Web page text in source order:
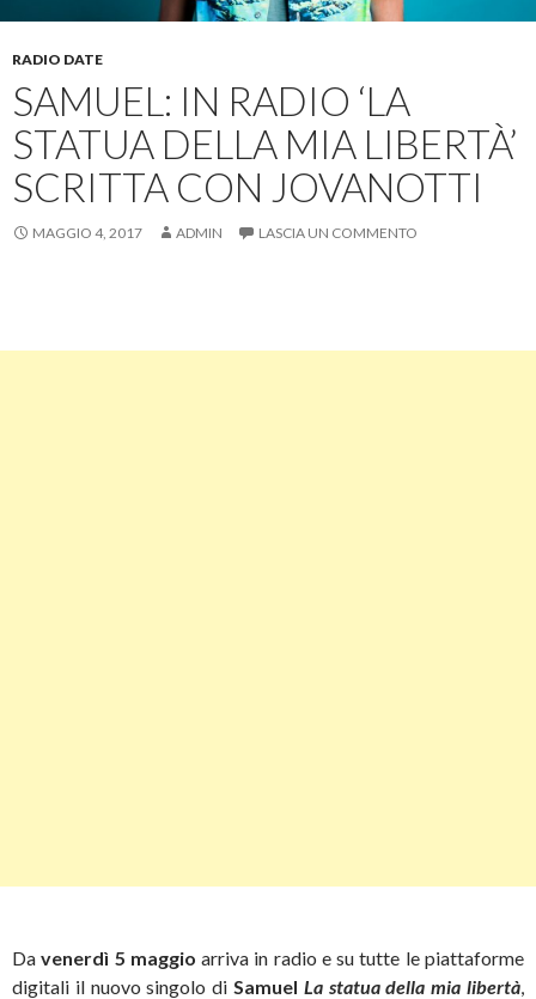
RADIO DATE
SAMUEL: IN RADIO ‘LA
STATUA DELLA MIA LIBERTÀ’
SCRITTA CON JOVANOTTI
MAGGIO 4, 2017 ADMIN LASCIA UN COMMENTO
Davenerdì 5 maggio arriva in radio e su tutte le piattaforme
digitali il nuovo singolo di Samuel La statua della mia libertà